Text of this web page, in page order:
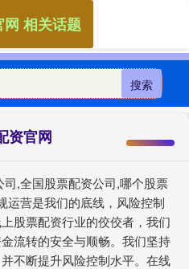
搜索
资官网
,全国股票配资公司,哪个股票
运营是我们的底线，风险控制
股票配资行业的佼佼者，我们
流转的安全与顺畅。我们坚持
不断提升风险控制水平。在线
相关话题